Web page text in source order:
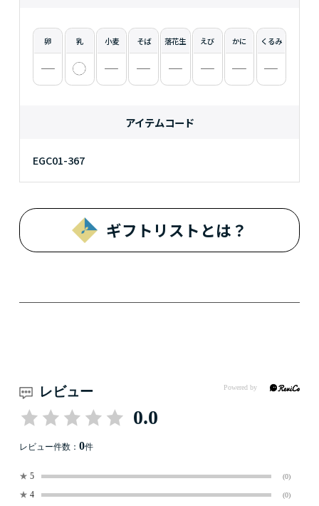
卵 乳 小麦 そば 落花生 えび かに くるみ
アイテムコード
EGC01-367
ギフトリストとは？
レビュー
0.0
レビュー件数： 0件
★ 5 (0)
★ 4 (0)